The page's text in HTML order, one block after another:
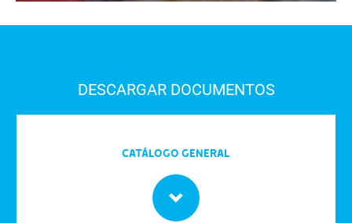
DESCARGAR DOCUMENTOS
Catálogo General